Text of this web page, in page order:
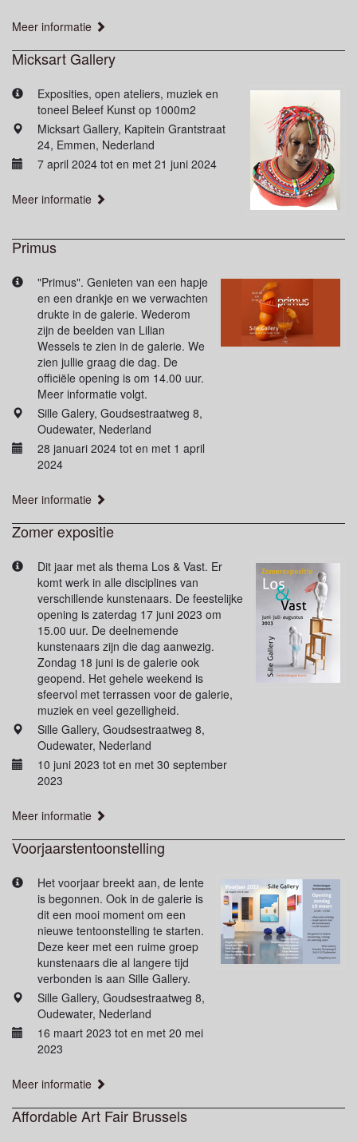
Meer informatie
Micksart Gallery
Exposities, open ateliers, muziek en
toneel Beleef Kunst op 1000m2
Micksart Gallery, Kapitein Grantstraat
24, Emmen, Nederland
7 april 2024 tot en met 21 juni 2024
Meer informatie
Primus
"Primus". Genieten van een hapje
en een drankje en we verwachten
drukte in de galerie. Wederom
zijn de beelden van Lilian
Wessels te zien in de galerie. We
zien jullie graag die dag. De
officiële opening is om 14.00 uur.
Meer informatie volgt.
Sille Galery, Goudsestraatweg 8,
Oudewater, Nederland
28 januari 2024 tot en met 1 april
2024
Meer informatie
Zomer expositie
Dit jaar met als thema Los & Vast. Er
komt werk in alle disciplines van
verschillende kunstenaars. De feestelijke
opening is zaterdag 17 juni 2023 om
15.00 uur. De deelnemende
kunstenaars zijn die dag aanwezig.
Zondag 18 juni is de galerie ook
geopend. Het gehele weekend is
sfeervol met terrassen voor de galerie,
muziek en veel gezelligheid.
Sille Gallery, Goudsestraatweg 8,
Oudewater, Nederland
10 juni 2023 tot en met 30 september
2023
Meer informatie
Voorjaarstentoonstelling
Het voorjaar breekt aan, de lente
is begonnen. Ook in de galerie is
dit een mooi moment om een
nieuwe tentoonstelling te starten.
Deze keer met een ruime groep
kunstenaars die al langere tijd
verbonden is aan Sille Gallery.
Sille Gallery, Goudsestraatweg 8,
Oudewater, Nederland
16 maart 2023 tot en met 20 mei
2023
Meer informatie
Affordable Art Fair Brussels